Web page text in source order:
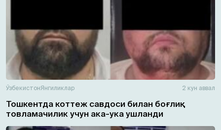
ЎзбекистонЯнгиликлар 2 кун аввал
Тошкентда коттеж савдоси билан боғлиқ
товламачилик учун ака-ука ушланди